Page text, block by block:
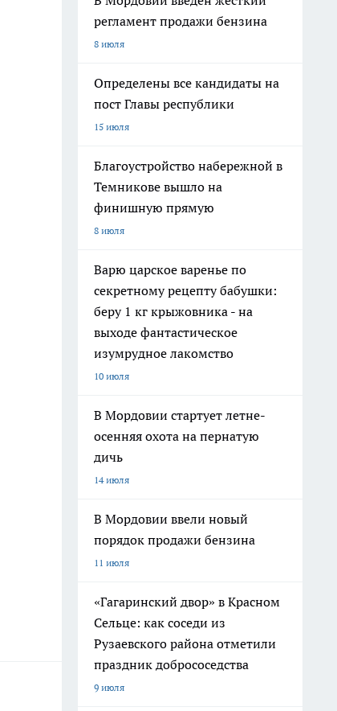
регламент продажи бензина
8 июля
Определены все кандидаты на
пост Главы республики
15 июля
Благоустройство набережной в
Темникове вышло на
финишную прямую
8 июля
Варю царское варенье по
секретному рецепту бабушки:
беру 1 кг крыжовника - на
выходе фантастическое
изумрудное лакомство
10 июля
В Мордовии стартует летне-
осенняя охота на пернатую
дичь
14 июля
В Мордовии ввели новый
порядок продажи бензина
11 июля
«Гагаринский двор» в Красном
Сельце: как соседи из
Рузаевского района отметили
праздник добрососедства
9 июля